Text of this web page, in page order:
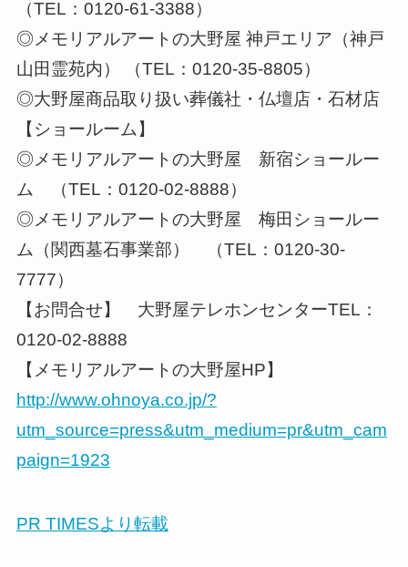
（TEL：0120-61-3388）
◎メモリアルアートの大野屋 神戸エリア（神戸
山田霊苑内） （TEL：0120-35-8805）
◎大野屋商品取り扱い葬儀社・仏壇店・石材店
【ショールーム】
◎メモリアルアートの大野屋 新宿ショールー
ム （TEL：0120-02-8888）
◎メモリアルアートの大野屋 梅田ショールー
ム（関西墓石事業部） （TEL：0120-30-
7777）
【お問合せ】 大野屋テレホンセンターTEL：
0120-02-8888
【メモリアルアートの大野屋HP】
http://www.ohnoya.co.jp/?
utm_source=press&utm_medium=pr&utm_cam
paign=1923
PR TIMESより転載